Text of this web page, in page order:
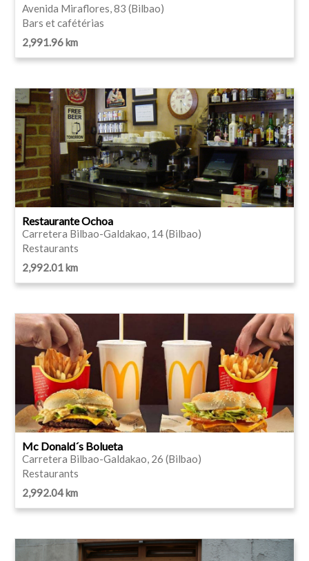
Avenida Miraflores, 83 (Bilbao)
Bars et cafétérias
2,991.96 km
Restaurante Ochoa
Carretera Bilbao-Galdakao, 14 (Bilbao)
Restaurants
2,992.01 km
Mc Donald´s Bolueta
Carretera Bilbao-Galdakao, 26 (Bilbao)
Restaurants
2,992.04 km